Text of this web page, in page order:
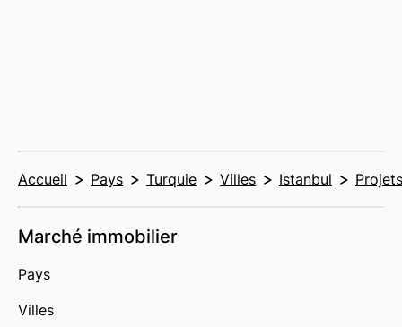
Accueil Pays Turquie Villes Istanbul Projets
Marché immobilier
Pays
Villes